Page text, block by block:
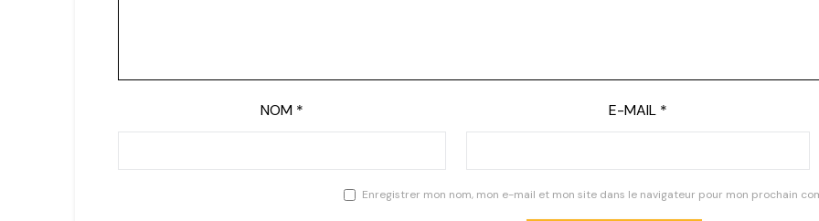
NOM * E-MAIL *
Enregistrer mon nom, mon e-mail et mon site dans le navigateur pour mon prochain